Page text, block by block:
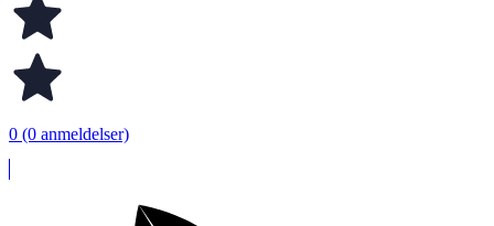
0 (0 anmeldelser)